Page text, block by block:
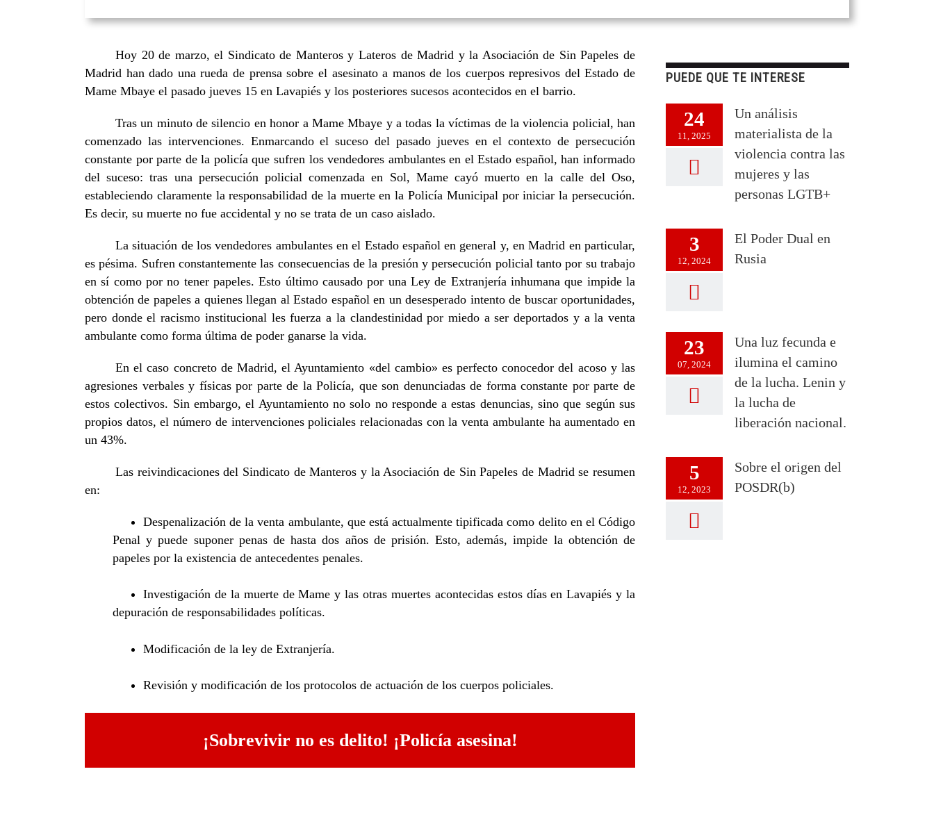
Hoy 20 de marzo, el Sindicato de Manteros y Lateros de Madrid y la Asociación de Sin Papeles de
Madrid han dado una rueda de prensa sobre el asesinato a manos de los cuerpos represivos del Estado de
Mame Mbaye el pasado jueves 15 en Lavapiés y los posteriores sucesos acontecidos en el barrio.
Tras un minuto de silencio en honor a Mame Mbaye y a todas la víctimas de la violencia policial, han
comenzado las intervenciones. Enmarcando el suceso del pasado jueves en el contexto de persecución
constante por parte de la policía que sufren los vendedores ambulantes en el Estado español, han informado
del suceso: tras una persecución policial comenzada en Sol, Mame cayó muerto en la calle del Oso,
estableciendo claramente la responsabilidad de la muerte en la Policía Municipal por iniciar la persecución.
Es decir, su muerte no fue accidental y no se trata de un caso aislado.
La situación de los vendedores ambulantes en el Estado español en general y, en Madrid en particular,
es pésima. Sufren constantemente las consecuencias de la presión y persecución policial tanto por su trabajo
en sí como por no tener papeles. Esto último causado por una Ley de Extranjería inhumana que impide la
obtención de papeles a quienes llegan al Estado español en un desesperado intento de buscar oportunidades,
pero donde el racismo institucional les fuerza a la clandestinidad por miedo a ser deportados y a la venta
ambulante como forma última de poder ganarse la vida.
En el caso concreto de Madrid, el Ayuntamiento «del cambio» es perfecto conocedor del acoso y las
agresiones verbales y físicas por parte de la Policía, que son denunciadas de forma constante por parte de
estos colectivos. Sin embargo, el Ayuntamiento no solo no responde a estas denuncias, sino que según sus
propios datos, el número de intervenciones policiales relacionadas con la venta ambulante ha aumentado en
un 43%.
Las reivindicaciones del Sindicato de Manteros y la Asociación de Sin Papeles de Madrid se resumen
en:
Despenalización de la venta ambulante, que está actualmente tipificada como delito en el Código
Penal y puede suponer penas de hasta dos años de prisión. Esto, además, impide la obtención de
papeles por la existencia de antecedentes penales.
Investigación de la muerte de Mame y las otras muertes acontecidas estos días en Lavapiés y la
depuración de responsabilidades políticas.
Modificación de la ley de Extranjería.
Revisión y modificación de los protocolos de actuación de los cuerpos policiales.
¡Sobrevivir no es delito! ¡Policía asesina!
PUEDE QUE TE INTERESE
24
11, 2025
Un análisis
materialista de la
violencia contra las
mujeres y las
personas LGTB+
3
12, 2024
El Poder Dual en
Rusia
23
07, 2024
Una luz fecunda e
ilumina el camino
de la lucha. Lenin y
la lucha de
liberación nacional.
5
12, 2023
Sobre el origen del
POSDR(b)
ENTRADAS RECIENTES MENU